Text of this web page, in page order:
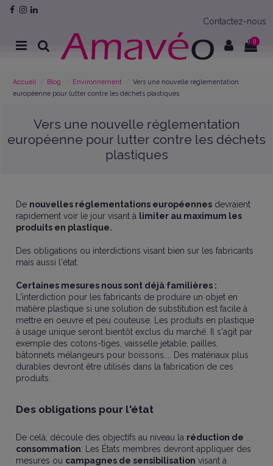
Contactez-nous
0
Accueil Blog Environnement
Vers une nouvelle réglementation
européenne pour lutter contre les déchets plastiques
Vers une nouvelle réglementation
européenne pour lutter contre les déchets
plastiques
De nouvelles réglementations européennes devraient
rapidement voir le jour visant à limiter au maximum les
produits en plastique.
Des obligations ou interdictions visant bien sur les fabricants
mais aussi l'état.
Certaines mesures nous sont déjà familières :
L'interdiction pour les fabricants de produire un objet en
matière plastique si une solution de substitution est facile à
mettre en oeuvre et peu couteuse. Les produits en plastique
à usage unique seront bientôt exclus du marché. Il s'agit par
exemple des cotons-tiges, vaisselle jetable, pailles,
bâtonnets mélangeurs pour boissons.... Des matériaux plus
durables devront être utilisés dans la fabrication de ces
produits.
Des obligations pour l'état
De celà, découle des objectifs au niveau la réduction de
consommation: Les États membres devront appliquer des
mesures ou campagnes de sensibilisation visant à